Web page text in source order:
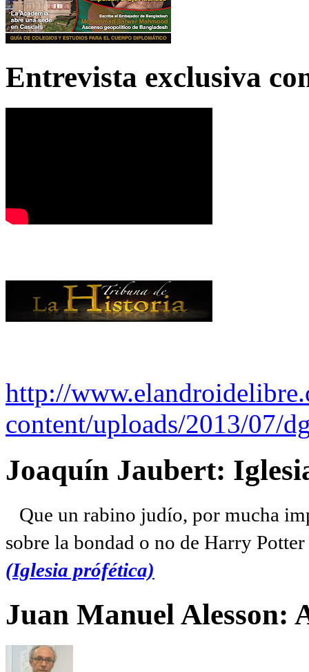
Entrevista exclusiva
http://
content/uploads/2013/07/
Joaquín Jaubert:
Que un rabino judío, por mucha
sobre la bondad o no de Harry
(Iglesia prófética)
Juan Manuel Alesson: